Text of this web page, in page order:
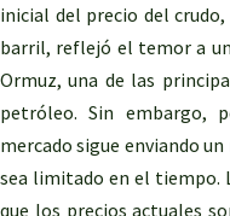
inicial del precio del
barril, reflejó el temor a
Ormuz, una de las
petróleo. Sin embargo,
mercado sigue enviando
sea limitado en el tiempo.
que los precios actuales